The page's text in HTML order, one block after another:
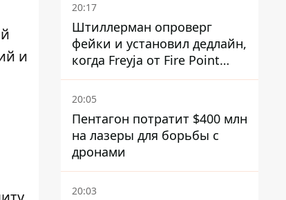
и
20:17
Штиллерман опроверг
фейки и установил дедлайн,
когда Freyja от Fire Point
полноценно заработает
против баллистики
20:05
Пентагон потратит $400 млн
на лазеры для борьбы с
дронами
20:03